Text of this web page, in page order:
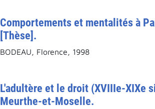
Comportements et mentalités à
[Thèse].
BODEAU, Florence, 1998
L'adultère et le droit (XVIIIe-XIXe
Meurthe-et-Moselle.